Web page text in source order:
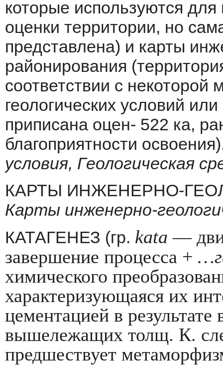
которые используются
оценки террито­рии, но
представлена) и карты
районирования
соответствии с
гео­логических условий
приписана оцен- 522 ка,
благоприятности
условия, Геологическая
КАРТЫ ИНЖЕНЕРНО-
Кар­ты инженерно-
КАТАГЕНЕЗ (гр. kata —
завершение процесса +
химического
характеризующаяся их
цементацией в
вышележащих толщ. К.
предшествует